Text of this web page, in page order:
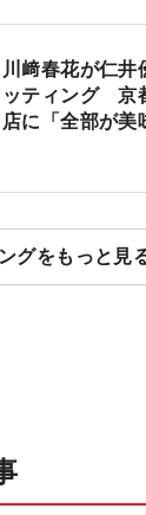
川﨑春花が仁井
ッティング 京
店に「全部が美
グをもっと見